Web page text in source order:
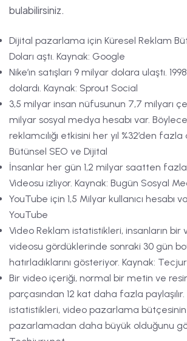
bulabilirsiniz.
Dijital pazarlama için Küresel Reklam
Doları aştı. Kaynak: Google
Nike’ın satışları 9 milyar dolara ulaştı.
dolardı. Kaynak: Sprout Social
3,5 milyar insan nüfusunun 7,7 milyarı
milyar sosyal medya hesabı var.
reklamcılığı etkisini her yıl %32’den fazla
Bütünsel SEO ve Dijital
İnsanlar her gün 1,2 milyar saatten
Videosu izliyor. Kaynak: Bugün Sosyal
YouTube için 1,5 Milyar kullanıcı hesabı
YouTube
Video Reklam istatistikleri, insanların bir
videosu gördüklerinde sonraki 30 gün
hatırladıklarını gösteriyor. Kaynak:
Bir video içeriği, normal bir metin ve
parçasından 12 kat daha fazla
istatistikleri, video pazarlama
pazarlamadan daha büyük olduğunu